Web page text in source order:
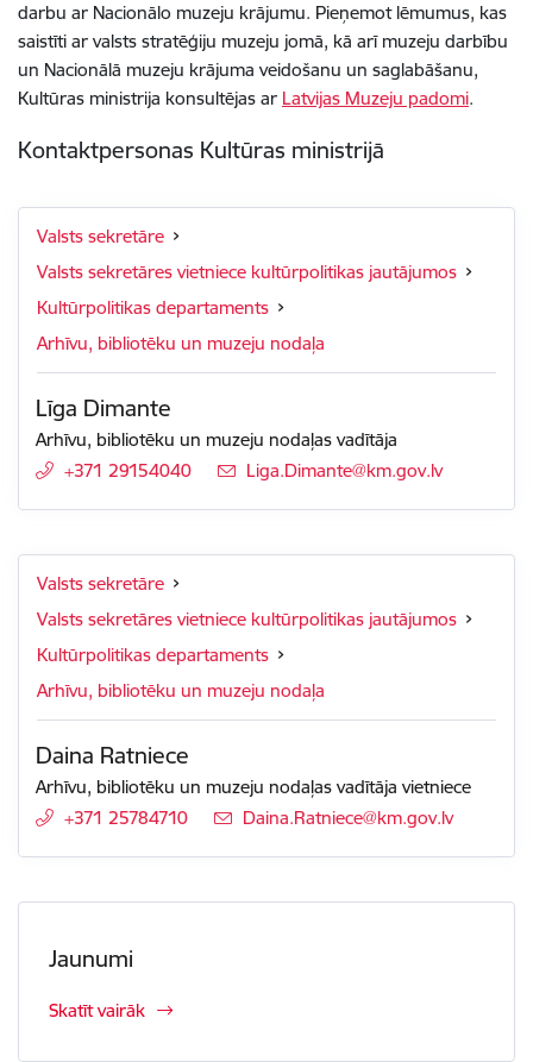
darbu ar Nacionālo muzeju krājumu. Pieņemot lēmumus, kas
saistīti ar valsts stratēģiju muzeju jomā, kā arī muzeju darbību
un Nacionālā muzeju krājuma veidošanu un saglabāšanu,
Kultūras ministrija konsultējas ar Latvijas Muzeju padomi.
Kontaktpersonas Kultūras ministrijā
Valsts sekretāre
Valsts sekretāres vietniece kultūrpolitikas jautājumos
Kultūrpolitikas departaments
Arhīvu, bibliotēku un muzeju nodaļa
Līga Dimante
Arhīvu, bibliotēku un muzeju nodaļas vadītāja
+371 29154040
E-pasts:
Liga.Dimante@km.gov.lv
Valsts sekretāre
Valsts sekretāres vietniece kultūrpolitikas jautājumos
Kultūrpolitikas departaments
Arhīvu, bibliotēku un muzeju nodaļa
Daina Ratniece
Arhīvu, bibliotēku un muzeju nodaļas vadītāja vietniece
+371 25784710
E-pasts:
Daina.Ratniece@km.gov.lv
Jaunumi
Skatīt vairāk